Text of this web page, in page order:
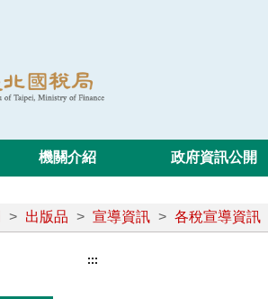
機關介紹 政府資訊公開
> 出版品 > 宣導資訊 > 各稅宣導資訊
:::